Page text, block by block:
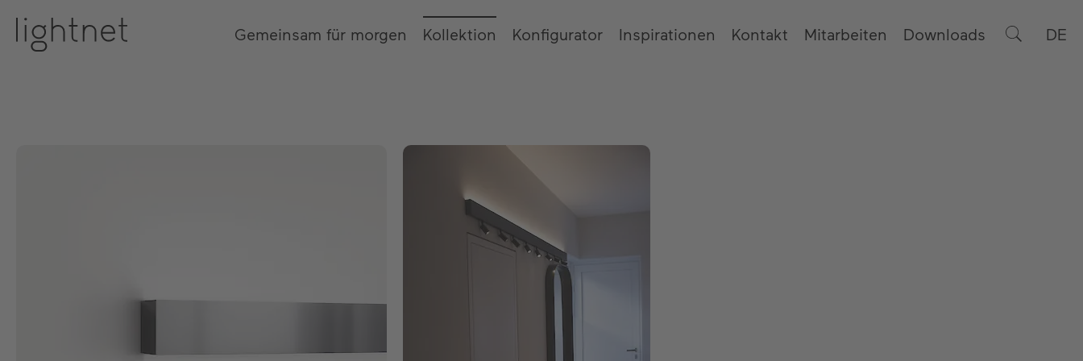
Gemeinsam für morgen Kollektion Konfigurator Inspirationen Kontakt Mitarbeiten Downloads DE